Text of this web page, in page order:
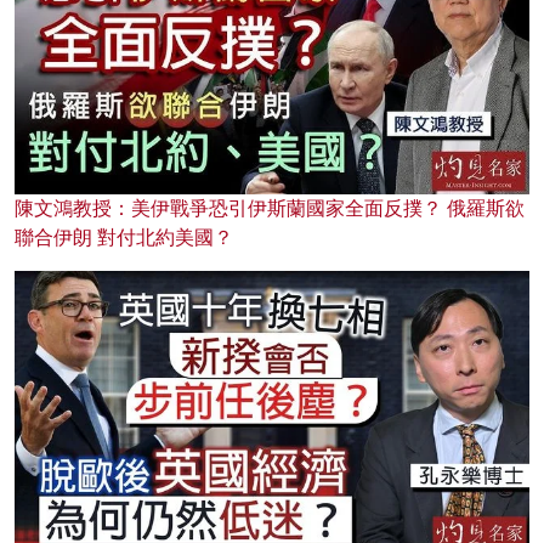
陳文鴻教授：美伊戰爭恐引伊斯蘭國家全面反撲？ 俄羅斯欲
聯合伊朗 對付北約美國？